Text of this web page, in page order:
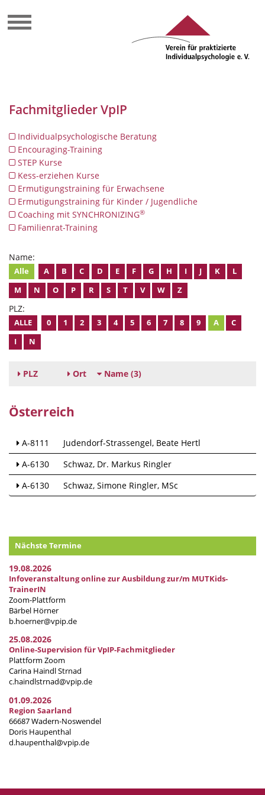
Fachmitglieder VpIP
Individualpsychologische Beratung
Encouraging-Training
STEP Kurse
Kess-erziehen Kurse
Ermutigungstraining für Erwachsene
Ermutigungstraining für Kinder / Jugendliche
Coaching mit SYNCHRONIZING®
Familienrat-Training
Name:
Alle A B C D E F G H I J K
L
M
N O P R S T V W Z
PLZ:
ALLE 0 1 2 3 4 5 6 7 8 9 A
C
I
N
PLZ Ort Name (3)
Österreich
A-8111 Judendorf-Strassengel Beate Hertl
A-6130
Schwaz Dr. Markus Ringler
A-6130
Schwaz Simone Ringler, MSc
Nächste Termine
19.08.2026
Infoveranstaltung online zur Ausbildung zur/m MUTKids-
TrainerIN
Zoom-Plattform
Bärbel Hörner
b.hoerner@vpip.de
25.08.2026
Online-Supervision für VpIP-Fachmitglieder
Plattform Zoom
Carina Haindl Strnad
c.haindlstrnad@vpip.de
01.09.2026
Region Saarland
66687 Wadern-Noswendel
Doris Haupenthal
d.haupenthal@vpip.de